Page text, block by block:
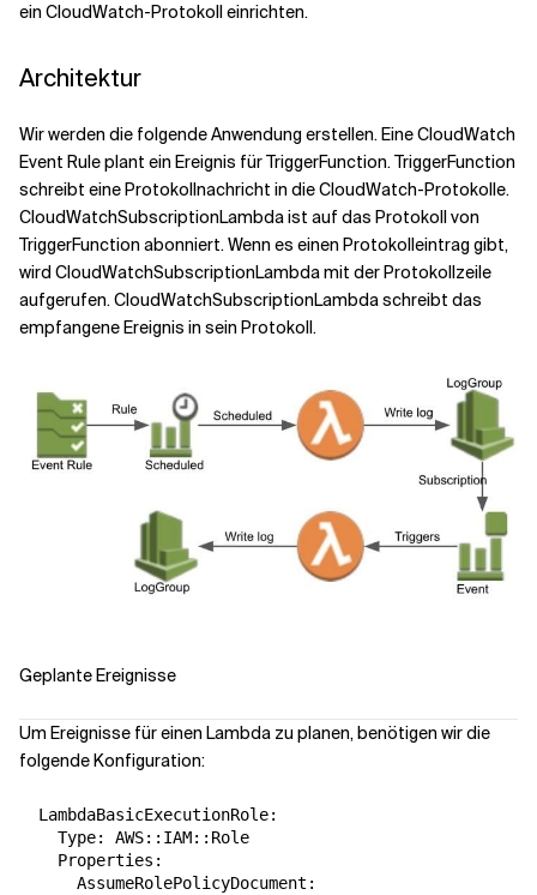
ein CloudWatch-Protokoll einrichten.
Architektur
Wir werden die folgende Anwendung erstellen. Eine CloudWatch
Event Rule plant ein Ereignis für TriggerFunction. TriggerFunction
schreibt eine Protokollnachricht in die CloudWatch-Protokolle.
CloudWatchSubscriptionLambda ist auf das Protokoll von
TriggerFunction abonniert. Wenn es einen Protokolleintrag gibt,
wird CloudWatchSubscriptionLambda mit der Protokollzeile
aufgerufen. CloudWatchSubscriptionLambda schreibt das
empfangene Ereignis in sein Protokoll.
Geplante Ereignisse
Um Ereignisse für einen Lambda zu planen, benötigen wir die
folgende Konfiguration:
  LambdaBasicExecutionRole:
    Type: AWS::IAM::Role
    Properties:
      AssumeRolePolicyDocument: